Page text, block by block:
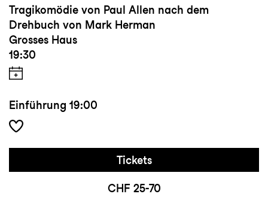
Tragikomödie von Paul Allen nach dem
Drehbuch von Mark Herman
Grosses Haus
19:30
Einführung 19:00
Tickets
CHF 25-70